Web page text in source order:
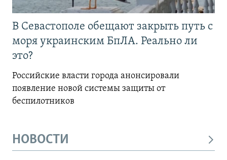
В Севастополе обещают закрыть путь с
моря украинским БпЛА. Реально ли
это?
Российские власти города анонсировали
появление новой системы защиты от
беспилотников
НОВОСТИ